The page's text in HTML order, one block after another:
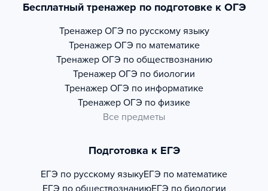
Бесплатный тренажер по подготовке к ОГЭ
Тренажер ОГЭ по русскому языку
Тренажер ОГЭ по математике
Тренажер ОГЭ по обществознанию
Тренажер ОГЭ по биологии
Тренажер ОГЭ по информатике
Тренажер ОГЭ по физике
Все предметы
Подготовка к ЕГЭ
ЕГЭ по русскому языкуЕГЭ по математике